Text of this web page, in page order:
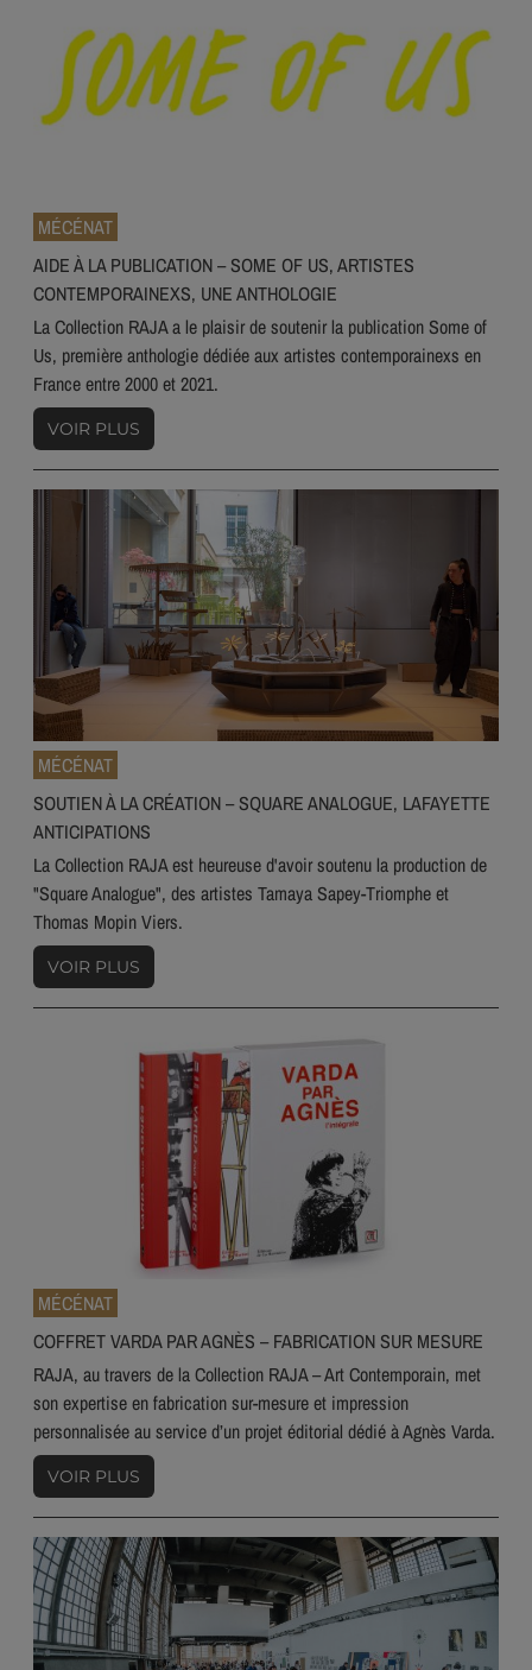
MÉCÉNAT
AIDE À LA PUBLICATION – SOME OF US, ARTISTES
CONTEMPORAINEXS, UNE ANTHOLOGIE
La Collection RAJA a le plaisir de soutenir la publication Some of
Us, première anthologie dédiée aux artistes contemporainexs en
France entre 2000 et 2021.
VOIR PLUS
MÉCÉNAT
SOUTIEN À LA CRÉATION – SQUARE ANALOGUE, LAFAYETTE
ANTICIPATIONS
La Collection RAJA est heureuse d'avoir soutenu la production de
"Square Analogue", des artistes Tamaya Sapey-Triomphe et
Thomas Mopin Viers.
VOIR PLUS
MÉCÉNAT
COFFRET VARDA PAR AGNÈS – FABRICATION SUR MESURE
RAJA, au travers de la Collection RAJA – Art Contemporain, met
son expertise en fabrication sur-mesure et impression
personnalisée au service d’un projet éditorial dédié à Agnès Varda.
VOIR PLUS